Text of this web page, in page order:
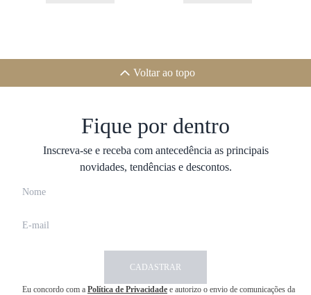
Voltar ao topo
Fique por dentro
Inscreva-se e receba com antecedência as principais
novidades, tendências e descontos.
CADASTRAR
Eu concordo com a Política de Privacidade e autorizo o envio de comunicações da